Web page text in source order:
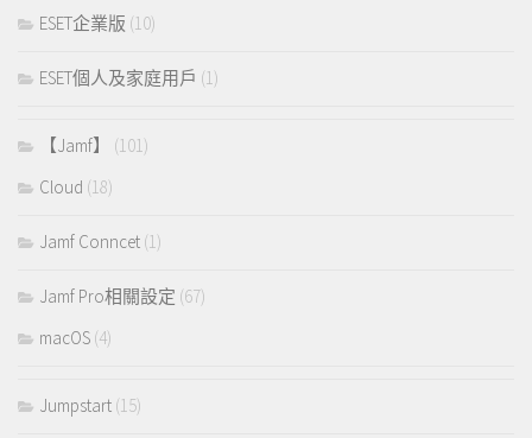
ESET企業版 (10)
ESET個人及家庭用戶 (1)
【Jamf】
(101)
Cloud (18)
Jamf Conncet (1)
Jamf Pro相關設定 (67)
macOS (4)
Jumpstart (15)